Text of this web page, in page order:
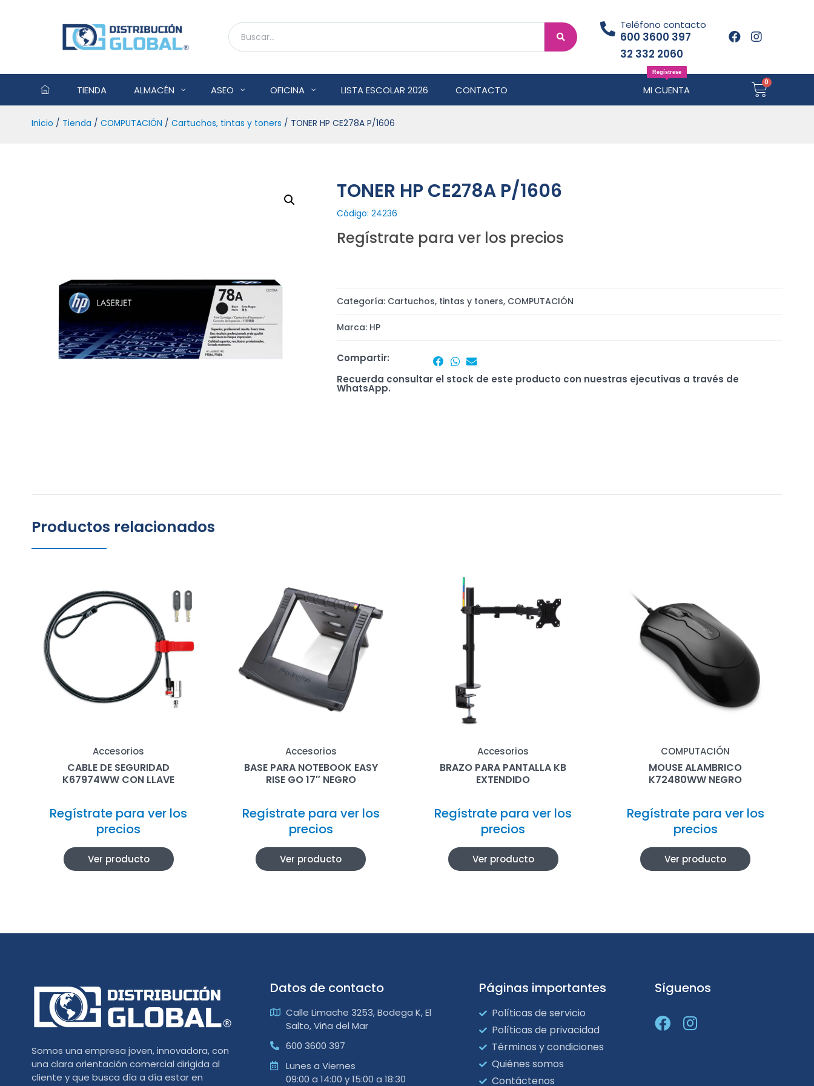
Teléfono contacto
600 3600 397
32 332 2060
MI CUENTA
Regístrese
TIENDA ALMACÉN ASEO OFICINA LISTA ESCOLAR 2026 CONTACTO
Inicio / Tienda / COMPUTACIÓN / Cartuchos, tintas y toners / TONER HP CE278A P/1606
TONER HP CE278A P/1606
Código: 24236
Regístrate para ver los precios
Categoría: Cartuchos, tintas y toners, COMPUTACIÓN
Marca: HP
Compartir:
Recuerda consultar el stock de este producto con nuestras ejecutivas a través de
WhatsApp.
Productos relacionados
Accesorios
CABLE DE SEGURIDAD
K67974WW CON LLAVE
Regístrate para ver los
precios
Ver producto
Accesorios
BASE PARA NOTEBOOK EASY
RISE GO 17″ NEGRO
Regístrate para ver los
precios
Ver producto
Accesorios
BRAZO PARA PANTALLA KB
EXTENDIDO
Regístrate para ver los
precios
Ver producto
COMPUTACIÓN
MOUSE ALAMBRICO
K72480WW NEGRO
Regístrate para ver los
precios
Ver producto
Somos una empresa joven, innovadora, con
una clara orientación comercial dirigida al
cliente y que busca día a día estar en
Datos de contacto
Calle Limache 3253, Bodega K, El
Salto, Viña del Mar
600 3600 397
Lunes a Viernes
09:00 a 14:00 y 15:00 a 18:30
Páginas importantes
Políticas de servicio
Políticas de privacidad
Términos y condiciones
Quiénes somos
Contáctenos
Síguenos